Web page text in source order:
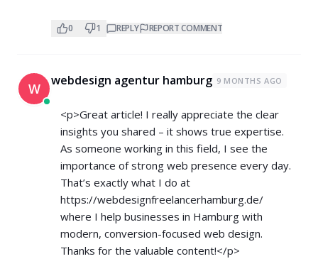
0 1 REPLY REPORT COMMENT
W webdesign agentur hamburg 9 MONTHS AGO
<p>Great article! I really appreciate the clear
insights you shared – it shows true expertise.
As someone working in this field, I see the
importance of strong web presence every day.
That’s exactly what I do at
https://webdesignfreelancerhamburg.de/
where I help businesses in Hamburg with
modern, conversion-focused web design.
Thanks for the valuable content!</p>